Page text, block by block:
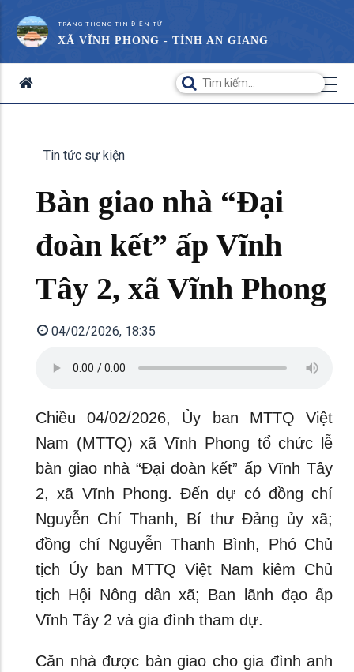
TRANG THÔNG TIN ĐIỆN TỬ
XÃ VĨNH PHONG - TỈNH AN GIANG
Tin tức sự kiện
Bàn giao nhà “Đại
đoàn kết” ấp Vĩnh
Tây 2, xã Vĩnh Phong
04/02/2026, 18:35
Chiều 04/02/2026, Ủy ban MTTQ Việt
Nam (MTTQ) xã Vĩnh Phong tổ chức lễ
bàn giao nhà “Đại đoàn kết” ấp Vĩnh Tây
2, xã Vĩnh Phong. Đến dự có đồng chí
Nguyễn Chí Thanh, Bí thư Đảng ủy xã;
đồng chí Nguyễn Thanh Bình, Phó Chủ
tịch Ủy ban MTTQ Việt Nam kiêm Chủ
tịch Hội Nông dân xã; Ban lãnh đạo ấp
Vĩnh Tây 2 và gia đình tham dự.
Căn nhà được bàn giao cho gia đình anh